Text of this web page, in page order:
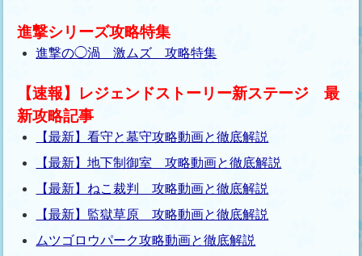
進撃シリーズ攻略特集
進撃の◯渦 激ムズ 攻略特集
【速報】レジェンドストーリー新ステージ 最
新攻略記事
【最新】看守と墓守攻略動画と徹底解説
【最新】地下制御室 攻略動画と徹底解説
【最新】ねこ裁判 攻略動画と徹底解説
【最新】監獄草原 攻略動画と徹底解説
ムツゴロウパーク攻略動画と徹底解説